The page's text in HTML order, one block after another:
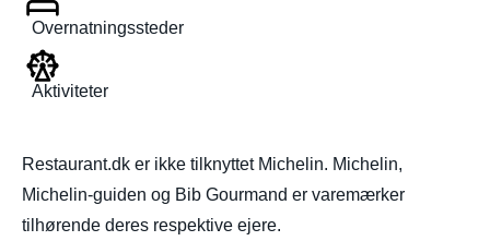
Overnatningssteder
Aktiviteter
Restaurant.dk er ikke tilknyttet Michelin. Michelin,
Michelin-guiden og Bib Gourmand er varemærker
tilhørende deres respektive ejere.